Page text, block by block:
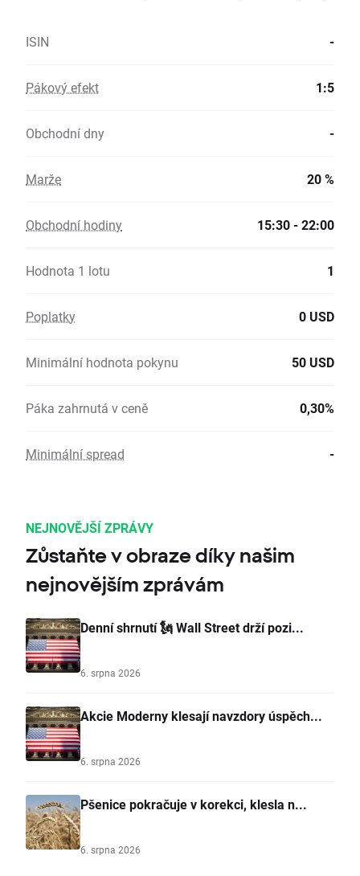
ISIN -
Pákový efekt 1:5
Obchodní dny -
Marže 20 %
Obchodní hodiny 15:30 - 22:00
Hodnota 1 lotu 1
Poplatky 0 USD
Minimální hodnota pokynu 50 USD
Páka zahrnutá v ceně 0,30%
Minimální spread -
NEJNOVĚJŠÍ ZPRÁVY
Zůstaňte v obraze díky našim
nejnovějším zprávám
Denní shrnutí 🗽 Wall Street drží pozi...
6. srpna 2026
Akcie Moderny klesají navzdory úspěch...
6. srpna 2026
Pšenice pokračuje v korekci, klesla n...
6. srpna 2026